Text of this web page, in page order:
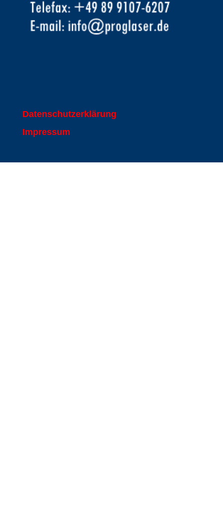
Datenschutzerklärung
Impressum